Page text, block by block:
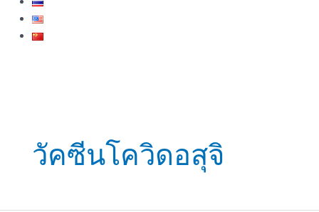
วัคซีนโควิดอสุจิ